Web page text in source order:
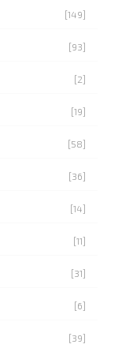
[149]
[93]
[2]
[19]
[58]
[36]
[14]
[11]
[31]
[6]
[39]